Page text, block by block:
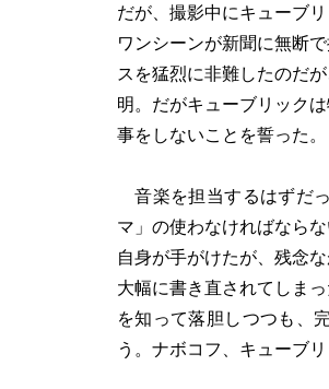
だが、撮影中にキューブ
ワンシーンが新聞に無断
スを猛烈に非難したのだ
明。だがキューブリック
事をしないことを誓った。
音楽を担当するはずだ
マ」の使わなければなら
自身が手がけたが、残念
大幅に書き直されてしま
を知って落胆しつつも、
う。ナボコフ、キューブ